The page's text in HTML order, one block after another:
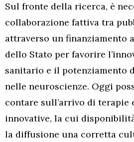
Sul fronte della ricerca, è
collaborazione fattiva tra
attraverso un finanziamento
dello Stato per favorire
sanitario e il potenziamento
nelle neuroscienze. Oggi
contare sull’arrivo di terapie
innovative, la cui
la diffusione una corretta